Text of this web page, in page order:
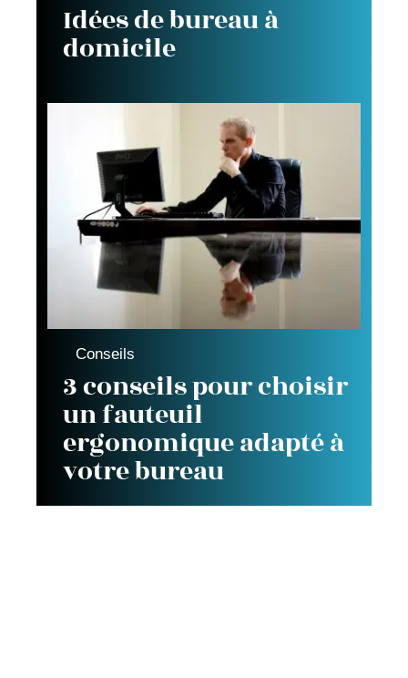
Idées de bureau à
domicile
Conseils
3 conseils pour choisir
un fauteuil
ergonomique adapté à
votre bureau